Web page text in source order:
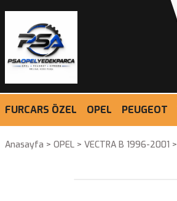
FURCARS ÖZEL OPEL PEUGEOT
Anasayfa OPEL VECTRA B 1996-2001